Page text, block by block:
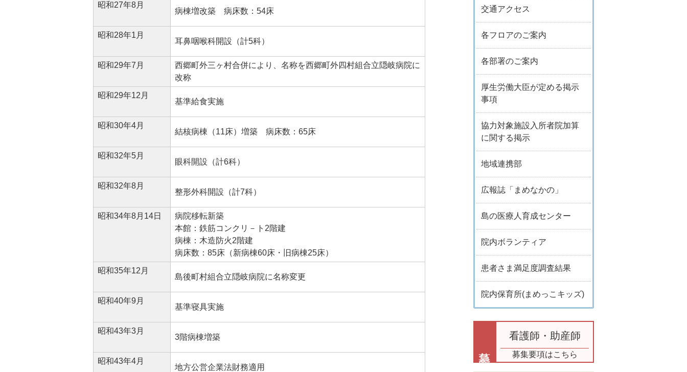
昭和27年8月
病棟増改築 病床数：54床
昭和28年1月
耳鼻咽喉科開設（計5科）
昭和29年7月
西郷町外三ヶ村合併により、名称を西郷町外四村組合立隠岐病院に
改称
昭和29年12月
基準給食実施
昭和30年4月
結核病棟（11床）増築 病床数：65床
昭和32年5月
眼科開設（計6科）
昭和32年8月
整形外科開設（計7科）
昭和34年8月14日
病院移転新築
本館：鉄筋コンクリ－ト2階建
病棟：木造防火2階建
病床数：85床（新病棟60床・旧病棟25床）
昭和35年12月
島後町村組合立隠岐病院に名称変更
昭和40年9月
基準寝具実施
昭和43年3月
3階病棟増築
昭和43年4月
地方公営企業法財務適用
交通アクセス
各フロアのご案内
各部署のご案内
厚生労働大臣が定める掲示
事項
協力対象施設入所者院加算
に関する掲示
地域連携部
広報誌「まめなかの」
島の医療人育成センター
院内ボランティア
患者さま満足度調査結果
院内保育所(まめっこキッズ)
看護師・助産師
募集要項はこちら